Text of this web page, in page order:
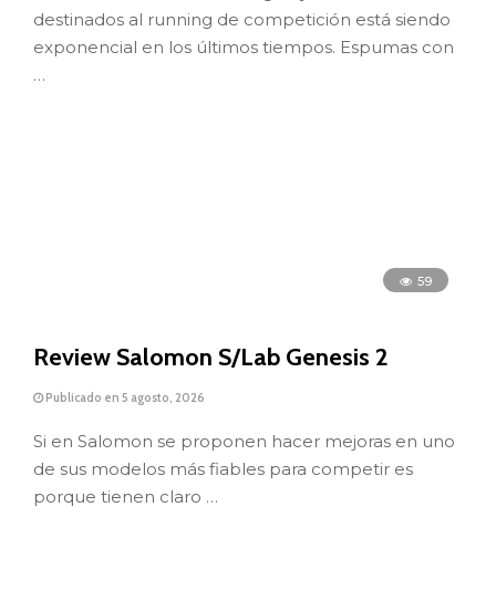
destinados al running de competición está siendo
exponencial en los últimos tiempos. Espumas con
…
59
Review Salomon S/Lab Genesis 2
Publicado en 5 agosto, 2026
Si en Salomon se proponen hacer mejoras en uno
de sus modelos más fiables para competir es
porque tienen claro …